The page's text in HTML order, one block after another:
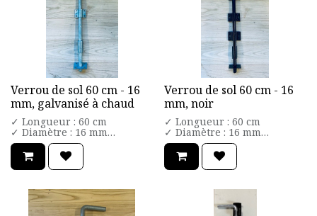
Verrou de sol 60 cm - 16
mm, galvanisé à chaud
✓ Longueur : 60 cm
✓ Diamètre : 16 mm
✓ Matière : Acier Galvanisé
à chaud
✓ 3 points de fixations
Verrou de sol 60 cm - 16
mm, noir
✓ Longueur : 60 cm
✓ Diamètre : 16 mm
✓ Matière : Acier poudré
noir
✓ 3 points de fixations